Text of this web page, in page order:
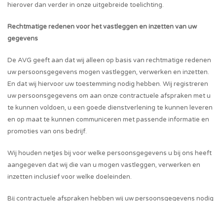
hierover dan verder in onze uitgebreide toelichting.
Rechtmatige redenen voor het vastleggen en inzetten van uw
gegevens
De AVG geeft aan dat wij alleen op basis van rechtmatige redenen
uw persoonsgegevens mogen vastleggen, verwerken en inzetten.
En dat wij hiervoor uw toestemming nodig hebben. Wij registreren
uw persoonsgegevens om aan onze contractuele afspraken met u
te kunnen voldoen, u een goede dienstverlening te kunnen leveren
en op maat te kunnen communiceren met passende informatie en
promoties van ons bedrijf.
Wij houden netjes bij voor welke persoonsgegevens u bij ons heeft
aangegeven dat wij die van u mogen vastleggen, verwerken en
inzetten inclusief voor welke doeleinden.
Bij contractuele afspraken hebben wij uw persoonsgegevens nodig